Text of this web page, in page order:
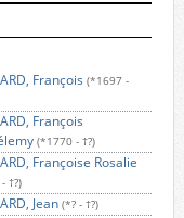
François (*1697 -
François
(*1770 - †?)
Françoise Rosalie
†?)
Jean (*? - †?)